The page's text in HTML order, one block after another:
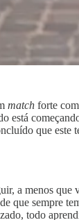
match forte
está
que este
a menos que
que sempre
todo